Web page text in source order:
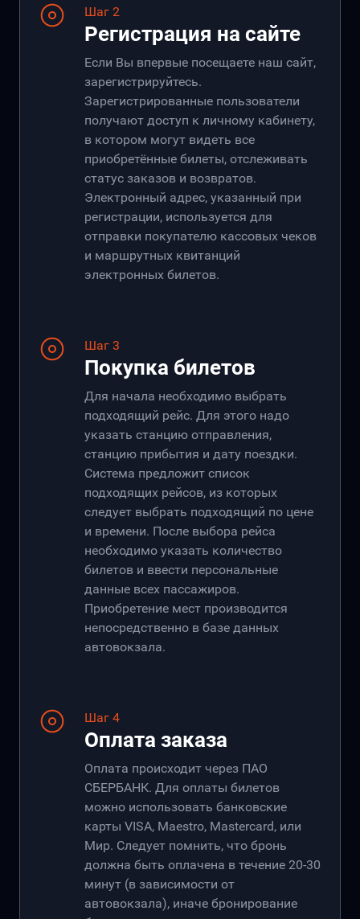
Шаг 2
Регистрация на сайте
Если Вы впервые посещаете наш сайт,
зарегистрируйтесь.
Зарегистрированные пользователи
получают доступ к личному кабинету,
в котором могут видеть все
приобретённые билеты, отслеживать
статус заказов и возвратов.
Электронный адрес, указанный при
регистрации, используется для
отправки покупателю кассовых чеков
и маршрутных квитанций
электронных билетов.
Шаг 3
Покупка билетов
Для начала необходимо выбрать
подходящий рейс. Для этого надо
указать станцию отправления,
станцию прибытия и дату поездки.
Система предложит список
подходящих рейсов, из которых
следует выбрать подходящий по цене
и времени. После выбора рейса
необходимо указать количество
билетов и ввести персональные
данные всех пассажиров.
Приобретение мест производится
непосредственно в базе данных
автовокзала.
Шаг 4
Оплата заказа
Оплата происходит через ПАО
СБЕРБАНК. Для оплаты билетов
можно использовать банковские
карты VISA, Maestro, Mastercard, или
Мир. Следует помнить, что бронь
должна быть оплачена в течение 20-30
минут (в зависимости от
автовокзала), иначе бронирование